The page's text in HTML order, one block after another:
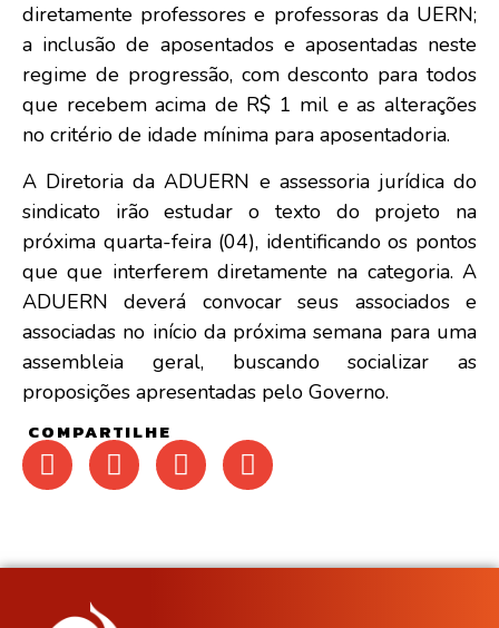
diretamente professores e professoras da UERN;
a inclusão de aposentados e aposentadas neste
regime de progressão, com desconto para todos
que recebem acima de R$ 1 mil e as alterações
no critério de idade mínima para aposentadoria.
A Diretoria da ADUERN e assessoria jurídica do
sindicato irão estudar o texto do projeto na
próxima quarta-feira (04), identificando os pontos
que que interferem diretamente na categoria. A
ADUERN deverá convocar seus associados e
associadas no início da próxima semana para uma
assembleia geral, buscando socializar as
proposições apresentadas pelo Governo.
COMPARTILHE